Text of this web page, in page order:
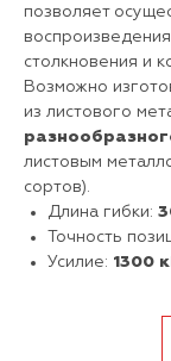
позволяет
столкновения и
Возможно
из листового
листовым
сортов).
Длина гибки:
Точность
Усилие: 1300